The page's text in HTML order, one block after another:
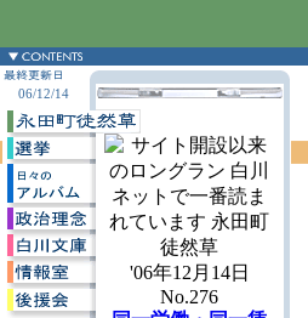
06/12/14
'06年12月14日
No.276